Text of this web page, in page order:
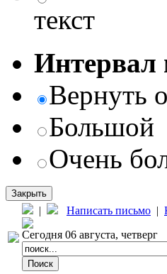
текст
Интервал
Вернуть
Большой
Очень
Закрыть
| Написать письмо |
Сегодня 06 августа, четверг